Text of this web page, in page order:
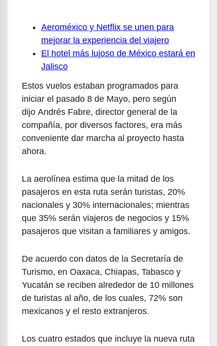
Aeroméxico y Netflix se unen para
mejorar la experiencia del viajero
El hotel más lujoso de México estará en
Jalisco
Estos vuelos estaban programados para
iniciar el pasado 8 de Mayo, pero según
dijo Andrés Fabre, director general de la
compañía, por diversos factores, era más
conveniente dar marcha al proyecto hasta
ahora.
La aerolínea estima que la mitad de los
pasajeros en esta ruta serán turistas, 20%
nacionales y 30% internacionales; mientras
que 35% serán viajeros de negocios y 15%
pasajeros que visitan a familiares y amigos.
De acuerdo con datos de la Secretaría de
Turismo, en Oaxaca, Chiapas, Tabasco y
Yucatán se reciben alrededor de 10 millones
de turistas al año, de los cuales, 72% son
mexicanos y el resto extranjeros.
Los cuatro estados que incluye la nueva ruta